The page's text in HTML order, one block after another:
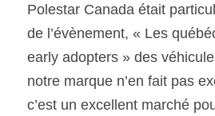
Polestar Canada était
de l’évènement, « Les
early adopters » des
notre marque n’en fait pas
c’est un excellent marché